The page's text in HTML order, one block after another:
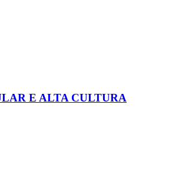
E ALTA CULTURA